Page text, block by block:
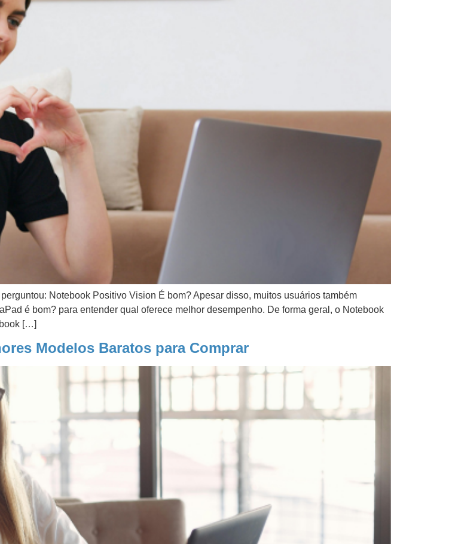
Notebook Positivo Vision É bom? Apesar disso, muitos usuários também
é bom? para entender qual oferece melhor desempenho. De forma geral, o Notebook
[…]
Modelos Baratos para Comprar